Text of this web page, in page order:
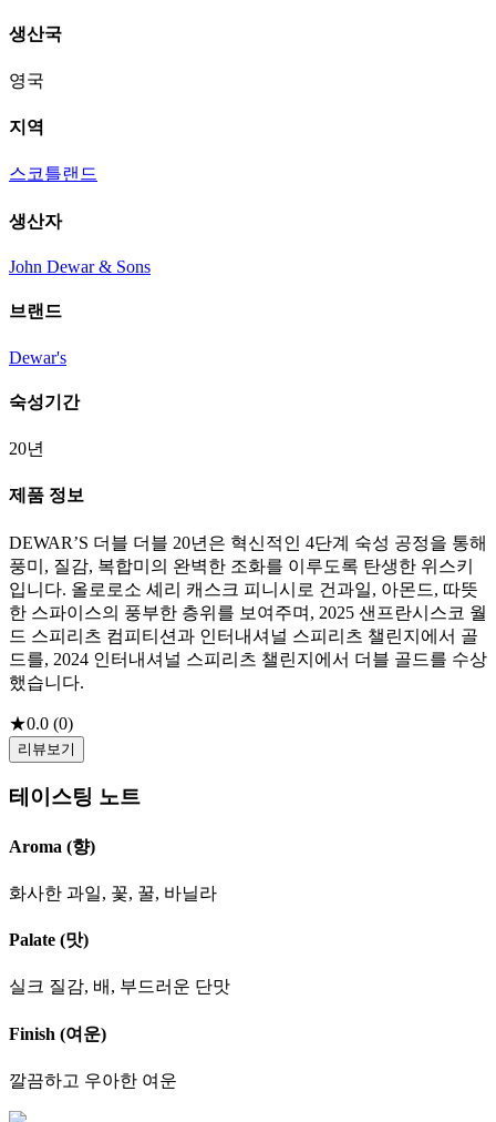
생산국
영국
지역
스코틀랜드
생산자
John Dewar & Sons
브랜드
Dewar's
숙성기간
20년
제품 정보
DEWAR’S 더블 더블 20년은 혁신적인 4단계 숙성 공정을 통해
풍미, 질감, 복합미의 완벽한 조화를 이루도록 탄생한 위스키
입니다. 올로로소 셰리 캐스크 피니시로 건과일, 아몬드, 따뜻
한 스파이스의 풍부한 층위를 보여주며, 2025 샌프란시스코 월
드 스피리츠 컴피티션과 인터내셔널 스피리츠 챌린지에서 골
드를, 2024 인터내셔널 스피리츠 챌린지에서 더블 골드를 수상
했습니다.
★0.0 (0)
리뷰보기
테이스팅 노트
Aroma (향)
화사한 과일, 꽃, 꿀, 바닐라
Palate (맛)
실크 질감, 배, 부드러운 단맛
Finish (여운)
깔끔하고 우아한 여운